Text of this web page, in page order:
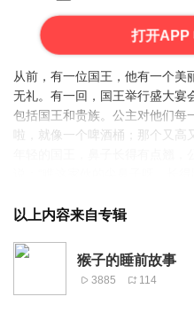
打开APP
从前，有一位国王，他有一个美
无礼。有一回，国王举行盛大宴
包括国王和贵族。公主对他们每
啦，就像一个啤酒桶；那个又
年轻的国王，鼻子长得有点翘，
嘲弄人家，对每个前来求婚的人
几天以后，一个卖唱的叫花子在
舍。于是，国王不顾公主的反
了婚礼。婚礼结束后，国王便让
以上内容来自专辑
猴子的睡前故事
3885 114